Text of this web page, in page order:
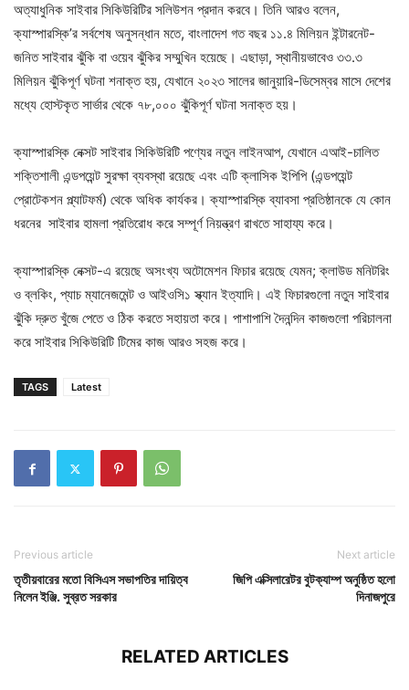
অত্যাধুনিক সাইবার সিকিউরিটির সলিউশন প্রদান করবে। তিনি আরও বলেন,
ক্যাস্পারস্কি’র সর্বশেষ অনুসন্ধান মতে, বাংলাদেশ গত বছর ১১.৪ মিলিয়ন ইন্টারনেট-
জনিত সাইবার ঝুঁকি বা ওয়েব ঝুঁকির সম্মুখিন হয়েছে। এছাড়া, স্থানীয়ভাবেও ৩৩.৩
মিলিয়ন ঝুঁকিপূর্ণ ঘটনা শনাক্ত হয়, যেখানে ২০২৩ সালের জানুয়ারি-ডিসেম্বর মাসে দেশের
মধ্যে হোস্টকৃত সার্ভার থেকে ৭৮,০০০ ঝুঁকিপূর্ণ ঘটনা সনাক্ত হয়।
ক্যাস্পারস্কি নেক্সট সাইবার সিকিউরিটি পণ্যের নতুন লাইনআপ, যেখানে এআই-চালিত
শক্তিশালী এন্ডপয়েন্ট সুরক্ষা ব্যবস্থা রয়েছে এবং এটি ক্লাসিক ইপিপি (এন্ডপয়েন্ট
প্রোটেকশন প্ল্যাটফর্ম) থেকে অধিক কার্যকর। ক্যাস্পারস্কি ব্যাবসা প্রতিষ্ঠানকে যে কোন
ধরনের সাইবার হামলা প্রতিরোধ করে সম্পূর্ণ নিয়ন্ত্রণ রাখতে সাহায্য করে।
ক্যাস্পারস্কি নেক্সট-এ রয়েছে অসংখ্য অটোমেশন ফিচার রয়েছে যেমন; ক্লাউড মনিটরিং
ও ব্লকিং, প্যাচ ম্যানেজমেন্ট ও আইওসি১ স্ক্যান ইত্যাদি। এই ফিচারগুলো নতুন সাইবার
ঝুঁকি দ্রুত খুঁজে পেতে ও ঠিক করতে সহায়তা করে। পাশাপাশি দৈনন্দিন কাজগুলো পরিচালনা
করে সাইবার সিকিউরিটি টিমের কাজ আরও সহজ করে।
TAGS Latest
Previous article
তৃতীয়বারের মতো বিসিএস সভাপতির দায়িত্ব
নিলেন ইঞ্জি. সুব্রত সরকার
Next article
জিপি এক্সিলারেটর বুটক্যাম্প অনুষ্ঠিত হলো
দিনাজপুরে
RELATED ARTICLES